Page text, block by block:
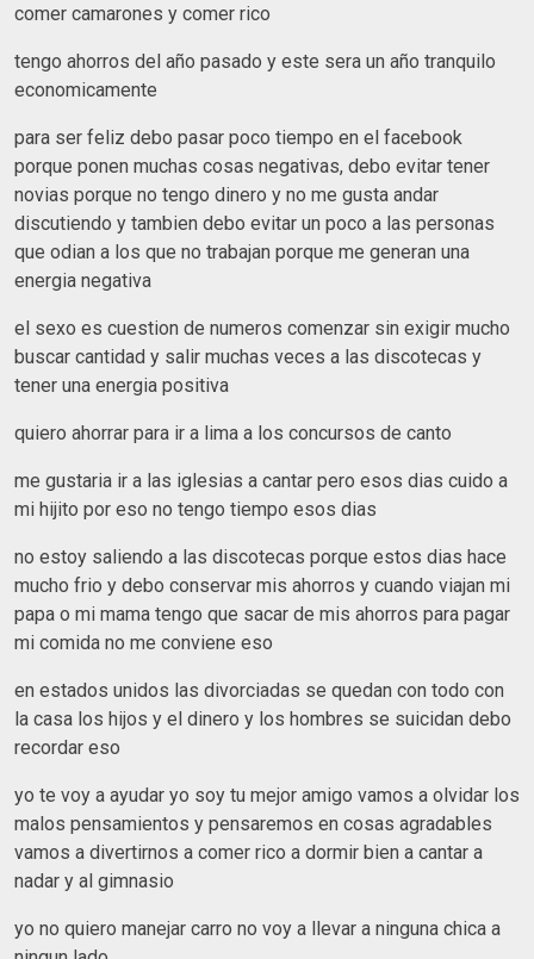
comer camarones y comer rico
tengo ahorros del año pasado y este sera un año tranquilo
economicamente
para ser feliz debo pasar poco tiempo en el facebook
porque ponen muchas cosas negativas, debo evitar tener
novias porque no tengo dinero y no me gusta andar
discutiendo y tambien debo evitar un poco a las personas
que odian a los que no trabajan porque me generan una
energia negativa
el sexo es cuestion de numeros comenzar sin exigir mucho
buscar cantidad y salir muchas veces a las discotecas y
tener una energia positiva
quiero ahorrar para ir a lima a los concursos de canto
me gustaria ir a las iglesias a cantar pero esos dias cuido a
mi hijito por eso no tengo tiempo esos dias
no estoy saliendo a las discotecas porque estos dias hace
mucho frio y debo conservar mis ahorros y cuando viajan mi
papa o mi mama tengo que sacar de mis ahorros para pagar
mi comida no me conviene eso
en estados unidos las divorciadas se quedan con todo con
la casa los hijos y el dinero y los hombres se suicidan debo
recordar eso
yo te voy a ayudar yo soy tu mejor amigo vamos a olvidar los
malos pensamientos y pensaremos en cosas agradables
vamos a divertirnos a comer rico a dormir bien a cantar a
nadar y al gimnasio
yo no quiero manejar carro no voy a llevar a ninguna chica a